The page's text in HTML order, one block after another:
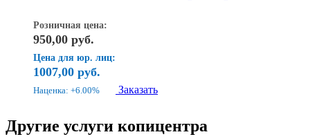
Розничная цена:
950,00 руб.
Цена для юр. лиц:
1007,00 руб.
Наценка: +6.00% Заказать
Другие услуги копицентра